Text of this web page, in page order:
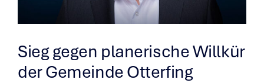
Sieg gegen planerische Willkür
der Gemeinde Otterfing